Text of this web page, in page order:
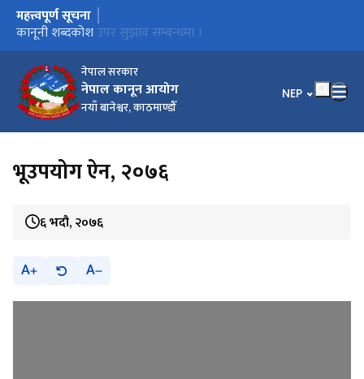
नेपाल सरकार
नेपाल कानून आयोग
नयाँ बानेश्वर, काठमाण्डौँ
भाषा चयन गर्नुहोस्
NEP
मुख्य नेभिगेसनमा जानुहोस्
महत्त्वपूर्ण सूचना
कार्यालय स्थानान्तरण भएको सूचना ।
कानूनी शब्दकोश उपर सुझाव सम्बन्धमा ।
कानूनी शब्दकोश
भूउपयोग ऐन, २०७६
६ भदौ, २०७६
A A